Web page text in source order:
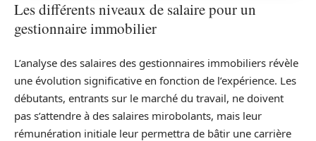
Les différents niveaux de salaire pour un
gestionnaire immobilier
L’analyse des salaires des gestionnaires immobiliers révèle
une évolution significative en fonction de l’expérience. Les
débutants, entrants sur le marché du travail, ne doivent
pas s’attendre à des salaires mirobolants, mais leur
rémunération initiale leur permettra de bâtir une carrière